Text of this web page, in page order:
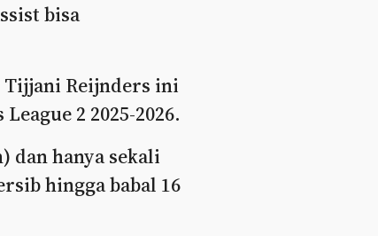
bisa
Tijjani Reijnders ini
2 2025-2026.
dan hanya sekali
hingga babal 16